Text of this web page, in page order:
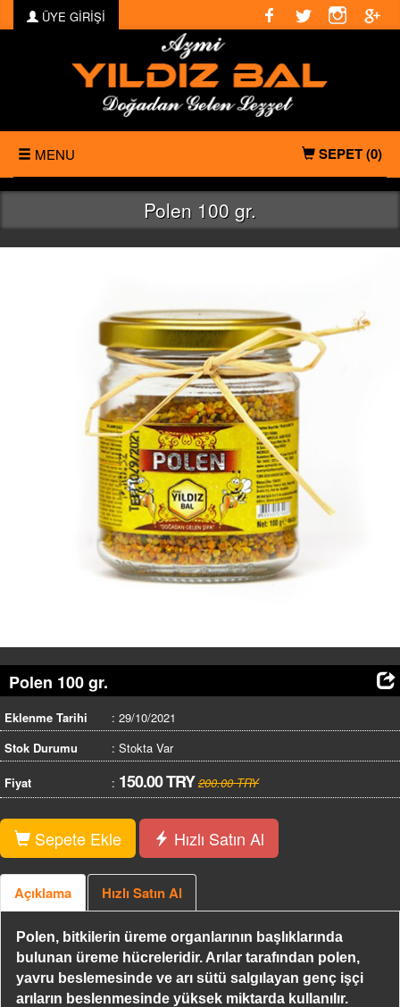
ÜYE GİRİŞİ
MENU SEPET(0)
Polen 100 gr.
Polen 100 gr.
Eklenme Tarihi
: 29/10/2021
Stok Durumu
: Stokta Var
Fiyat : 150.00 TRY 200.00 TRY
Sepete Ekle Hızlı Satın Al
Açıklama Hızlı Satın Al
Polen, bitkilerin üreme organlarının başlıklarında
bulunan üreme hücreleridir. Arılar tarafından polen,
yavru beslemesinde ve arı sütü salgılayan genç işçi
arıların beslenmesinde yüksek miktarda kullanılır.